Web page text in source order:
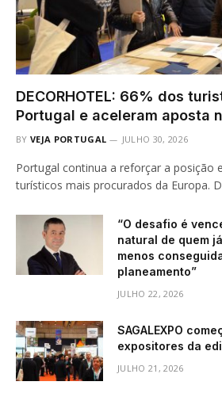
DECORHOTEL: 66% dos
Portugal e aceleram aposta
BY VEJA PORTUGAL JULHO 30, 2026
Portugal continua a reforçar a posição
turísticos mais procurados da Europa.
“O desafio é
natural de quem
menos
planeamento”
JULHO 22, 2026
SAGALEXPO
expositores da
JULHO 21, 2026